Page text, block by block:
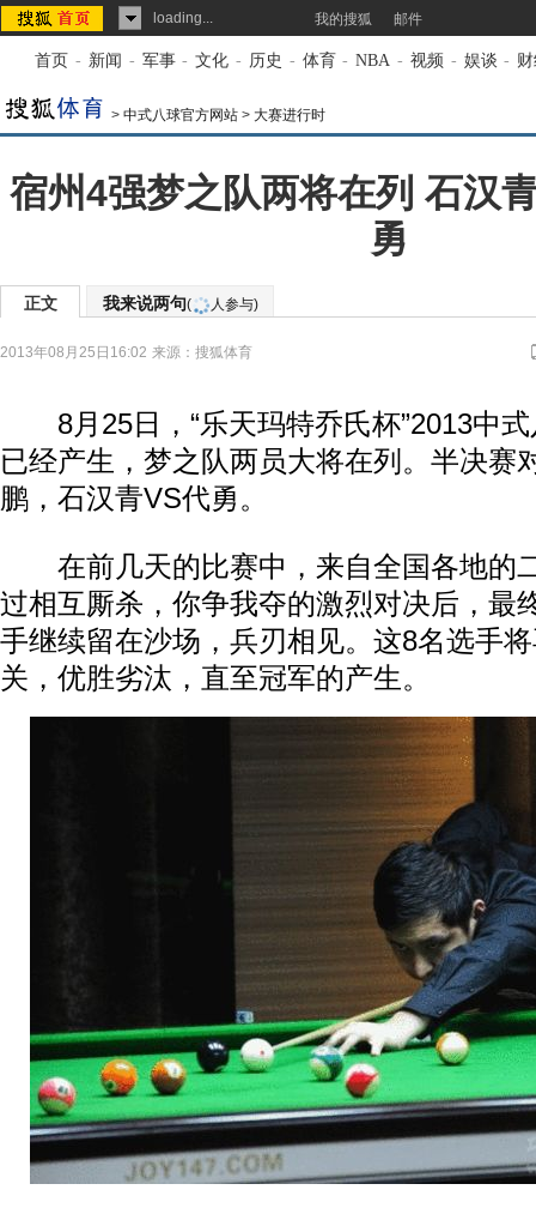
loading... 我的搜狐 邮件
首页 - 新闻 - 军事 - 文化 - 历史 - 体育 - NBA - 视频 - 娱谈 -
> 中式八球官方网站 > 大赛进行时
宿州4强梦之队两将在列 石汉
勇
正文 我来说两句( 人参与)
2013年08月25日16:02 来源： 搜狐体育
8月25日，“乐天玛特乔氏杯”2013中式
已经产生，梦之队两员大将在列。半决赛
鹏，石汉青VS代勇。
在前几天的比赛中，来自全国各地的
过相互厮杀，你争我夺的激烈对决后，最
手继续留在沙场，兵刃相见。这8名选手
关，优胜劣汰，直至冠军的产生。